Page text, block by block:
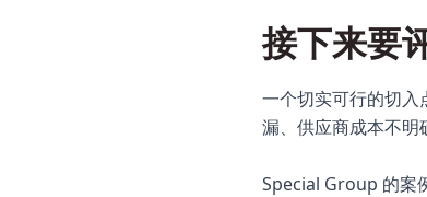
接下来要
一个切实可行的切入
漏、供应商成本不明
Special Group 的案